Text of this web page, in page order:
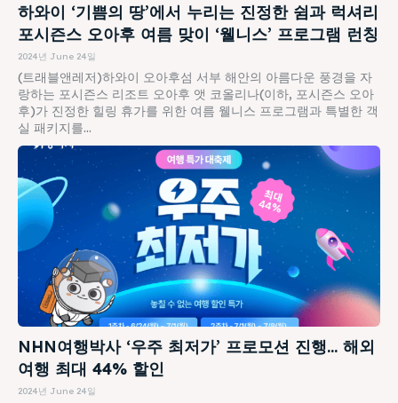
하와이 ‘기쁨의 땅’에서 누리는 진정한 쉼과 럭셔리
포시즌스 오아후 여름 맞이 ‘웰니스’ 프로그램 런칭
2024년 June 24일
(트래블앤레저)하와이 오아후섬 서부 해안의 아름다운 풍경을 자
랑하는 포시즌스 리조트 오아후 앳 코올리나(이하, 포시즌스 오아
후)가 진정한 힐링 휴가를 위한 여름 웰니스 프로그램과 특별한 객
실 패키지를...
NHN여행박사 ‘우주 최저가’ 프로모션 진행… 해외
여행 최대 44% 할인
2024년 June 24일